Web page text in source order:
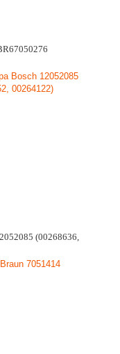
(00268636,